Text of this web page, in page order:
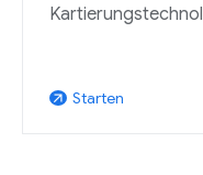
arrow_outward Starten